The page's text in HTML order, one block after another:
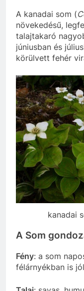
A kanadai som (
növekedésű,
talajtakaró
júniusban és
körülvett fehér
kanadai
A Som
Fény: a som
félárnyékban is